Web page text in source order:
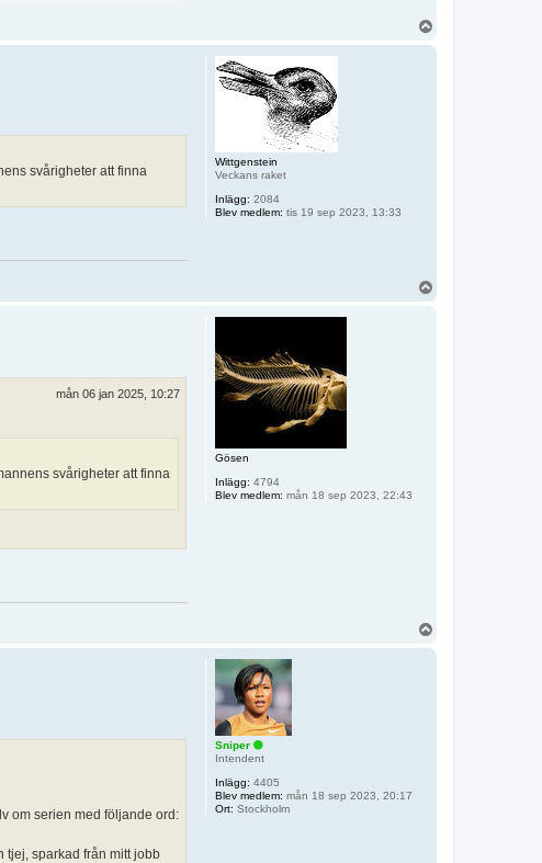
Wittgenstein
Veckans raket
Inlägg: 2084
Blev medlem: tis 19 sep 2023, 13:33
svårigheter att finna
Gösen
Inlägg: 4794
Blev medlem: mån 18 sep 2023, 22:43
mån 06 jan 2025, 10:27
svårigheter att finna
Sniper
Intendent
Inlägg: 4405
Blev medlem: mån 18 sep 2023, 20:17
Ort: Stockholm
om serien med följande ord:
tjej, sparkad från mitt jobb